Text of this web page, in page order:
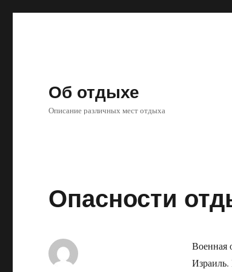
Об отдыхе
Описание различных мест отдыха
Опасности
Военная
Израиль.